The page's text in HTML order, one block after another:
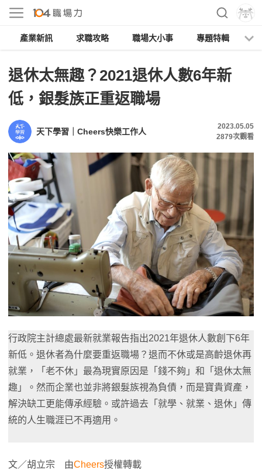
產業新訊 求職攻略 職場大小事 專題特輯
退休太無趣？2021退休人數6年新
低，銀髮族正重返職場
天下學習｜Cheers快樂工作人
2023.05.05
2879次觀看
行政院主計總處最新就業報告指出2021年退休人數創下6年
新低。退休者為什麼要重返職場？退而不休或是高齡退休再
就業，「老不休」最為現實原因是「錢不夠」和「退休太無
趣」。然而企業也並非將銀髮族視為負債，而是寶貴資產，
解決缺工更能傳承經驗。或許過去「就學、就業、退休」傳
統的人生職涯已不再適用。
文／胡立宗 由Cheers授權轉載